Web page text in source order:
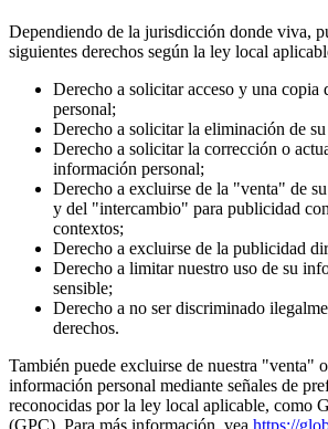
Dependiendo de la jurisdicción donde viva,
siguientes derechos según la ley local
Derecho a solicitar acceso y una copia
personal;
Derecho a solicitar la eliminación de
Derecho a solicitar la corrección o
información personal;
Derecho a excluirse de la "venta" de
y del "intercambio" para publicidad
contextos;
Derecho a excluirse de la publicidad
Derecho a limitar nuestro uso de su
sensible;
Derecho a no ser discriminado
derechos.
También puede excluirse de nuestra "venta"
información personal mediante señales de
reconocidas por la ley local aplicable, como